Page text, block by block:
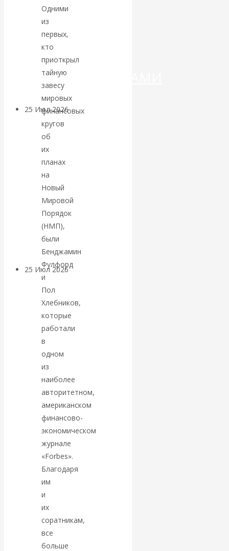
ДЕНЕГ»: КИТАЙ
ВЕДЁТ БОРЬБУ
КРИПТОВАЛЮТАМИ
25 Июл 2026Геополитика
Валентин
КАтасонов.
Может ли
Америка
покинуть НАТО?
25 Июл 2026Комментарии,
интервью и беседы
«Об этом
молчат»:
экономист
Валентин
Катасонов
считает, что
кризис в
банковской
сфере России
уже начался
Одними
из
первых,
кто
приоткрыл
тайную
завесу
мировых
финансовых
кругов
об
их
планах
на
Новый
Мировой
Порядок
(НМП),
были
Бенджамин
Фулфорд
и
Пол
Хлебников,
которые
работали
в
одном
из
наиболее
авторитетном,
американском
финансово-
экономическом
журнале
«Forbes».
Благодаря
им
и
их
соратникам,
все
больше